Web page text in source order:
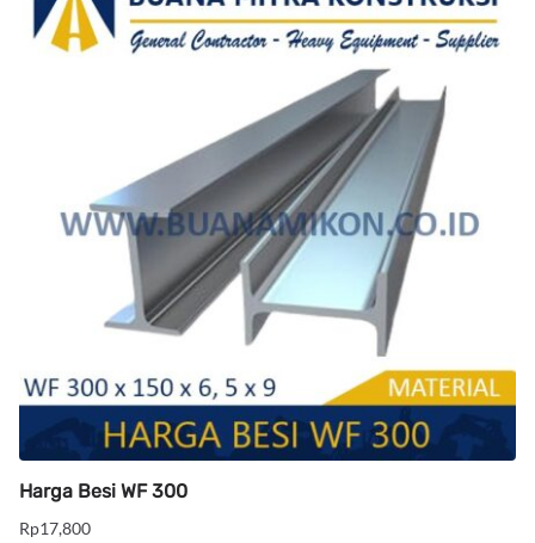
Harga Besi WF 300
Rp17,800